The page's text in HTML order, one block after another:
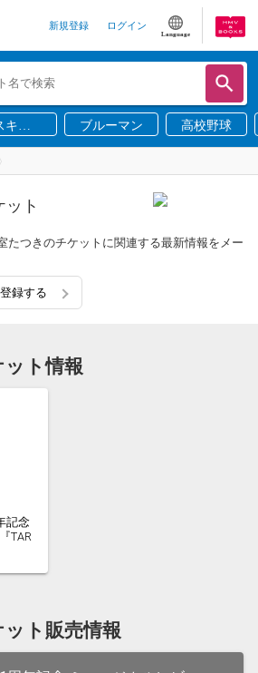
新規登録 ログイン
Language
キニ
ブルーマン 高校野球
ット
たつきのチケットに関連する最新情報をメー
録する
ト情報
記念
TAR
ト販売情報